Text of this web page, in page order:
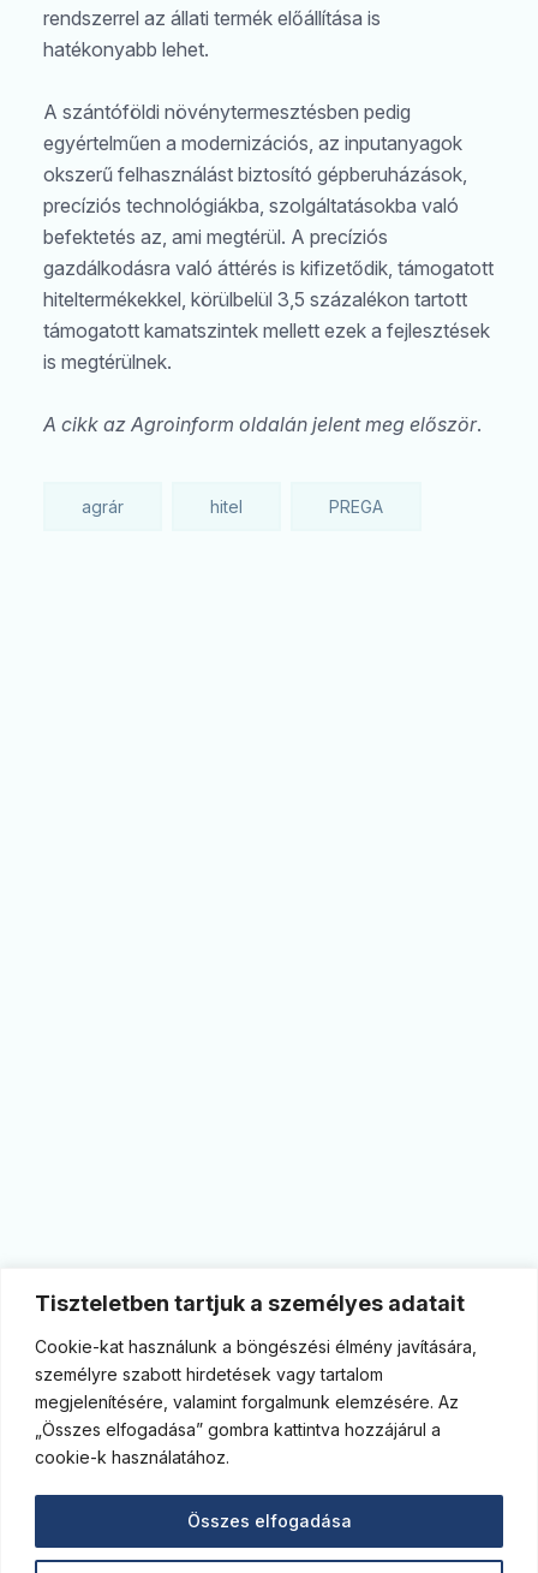
Tiszteletben tartjuk a személyes adatait
Cookie-kat használunk a böngészési élmény javítására,
személyre szabott hirdetések vagy tartalom
megjelenítésére, valamint forgalmunk elemzésére. Az
„Összes elfogadása” gombra kattintva hozzájárul a
cookie-k használatához.
Összes elfogadása
rendszerrel az állati termék előállítása is
hatékonyabb lehet.
A szántóföldi növénytermesztésben pedig
egyértelműen a modernizációs, az inputanyagok
okszerű felhasználást biztosító gépberuházások,
precíziós technológiákba, szolgáltatásokba való
befektetés az, ami megtérül. A precíziós
gazdálkodásra való áttérés is kifizetődik, támogatott
hiteltermékekkel, körülbelül 3,5 százalékon tartott
támogatott kamatszintek mellett ezek a fejlesztések
is megtérülnek.
A cikk az Agroinform oldalán jelent meg először.
agrár hitel PREGA